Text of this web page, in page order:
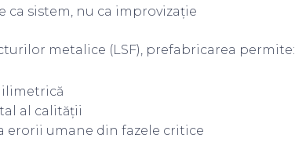
ca sistem, nu ca improvizație
metalice (LSF), prefabricarea permite:
al calității
erorii umane din fazele critice